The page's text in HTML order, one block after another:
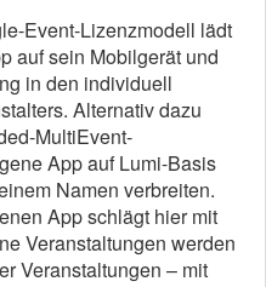
Event-Lizenzmodell lädt
auf sein Mobilgerät und
in den individuell
Alternativ dazu
MultiEvent-
App auf Lumi-Basis
Namen verbreiten.
App schlägt hier mit
Veranstaltungen werden
Veranstaltungen – mit